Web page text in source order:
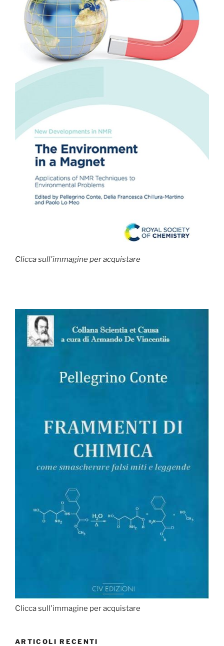
Clicca sull'immagine per acquistare
Clicca sull'immagine per acquistare
ARTICOLI RECENTI